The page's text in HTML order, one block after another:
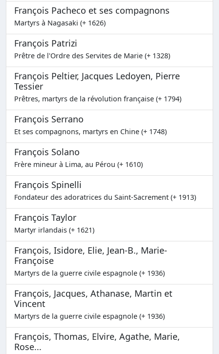
François Pacheco et ses compagnons
Martyrs à Nagasaki (+ 1626)
François Patrizi
Prêtre de l'Ordre des Servites de Marie (+ 1328)
François Peltier, Jacques Ledoyen, Pierre
Tessier
Prêtres, martyrs de la révolution française (+ 1794)
François Serrano
Et ses compagnons, martyrs en Chine (+ 1748)
François Solano
Frère mineur à Lima, au Pérou (+ 1610)
François Spinelli
Fondateur des adoratrices du Saint-Sacrement (+ 1913)
François Taylor
Martyr irlandais (+ 1621)
François, Isidore, Elie, Jean-B., Marie-
Françoise
Martyrs de la guerre civile espagnole (+ 1936)
François, Jacques, Athanase, Martin et
Vincent
Martyrs de la guerre civile espagnole (+ 1936)
François, Thomas, Elvire, Agathe, Marie,
Rose...